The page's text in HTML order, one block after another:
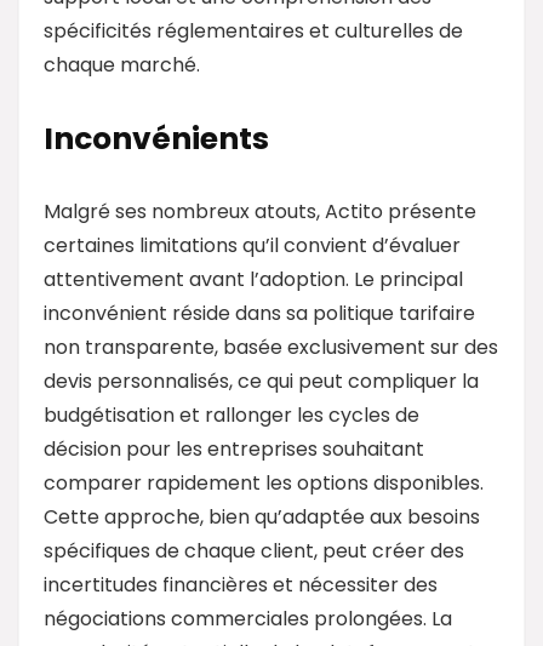
spécificités réglementaires et culturelles de
chaque marché.
Inconvénients
Malgré ses nombreux atouts, Actito présente
certaines limitations qu’il convient d’évaluer
attentivement avant l’adoption. Le principal
inconvénient réside dans sa politique tarifaire
non transparente, basée exclusivement sur des
devis personnalisés, ce qui peut compliquer la
budgétisation et rallonger les cycles de
décision pour les entreprises souhaitant
comparer rapidement les options disponibles.
Cette approche, bien qu’adaptée aux besoins
spécifiques de chaque client, peut créer des
incertitudes financières et nécessiter des
négociations commerciales prolongées. La